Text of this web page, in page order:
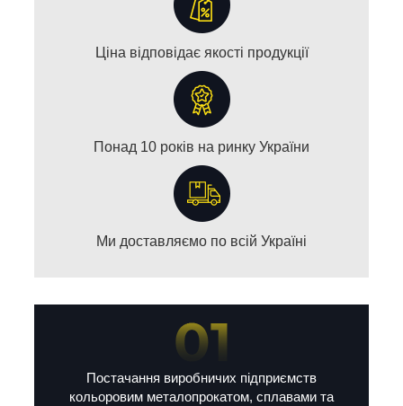
Ціна відповідає якості продукції
Понад 10 років на ринку України
Ми доставляємо по всій Україні
Постачання виробничих підприємств
кольоровим металопрокатом, сплавами та